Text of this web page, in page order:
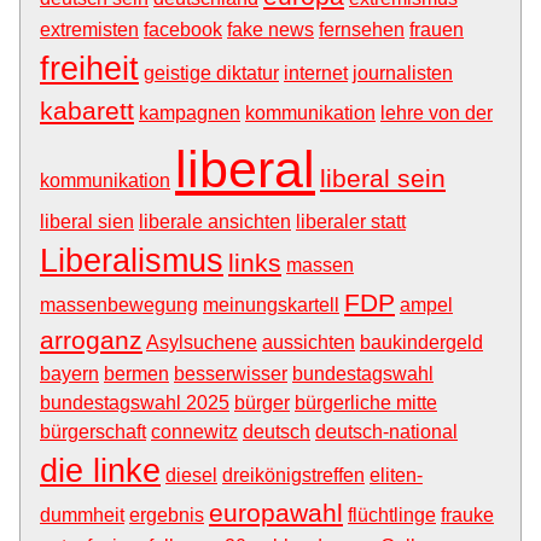
extremisten facebook fake news fernsehen frauen
freiheit geistige diktatur internet journalisten
kabarett kampagnen kommunikation lehre von der
kommunikation liberal liberal sein
liberal sien liberale ansichten liberaler statt
Liberalismus links massen
massenbewegung meinungskartell FDP ampel
arroganz Asylsuchene aussichten baukindergeld
bayern bermen besserwisser bundestagswahl
bundestagswahl 2025 bürger bürgerliche mitte
bürgerschaft connewitz deutsch deutsch-national
die linke diesel dreikönigstreffen eliten-
dummheit ergebnis europawahl flüchtlinge frauke